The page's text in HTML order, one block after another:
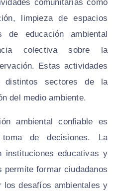
comunitarias como
limpieza de espacios
de educación ambiental
colectiva sobre la
Estas actividades
distintos sectores de la
del medio ambiente.
ambiental confiable es
de decisiones. La
instituciones educativas y
permite formar ciudadanos
los desafíos ambientales y